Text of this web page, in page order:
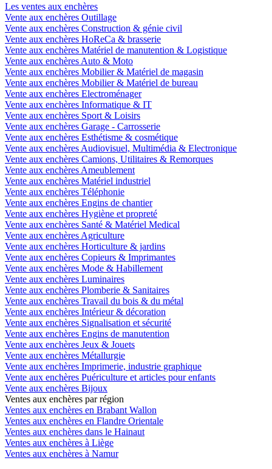
Les ventes aux enchères
Vente aux enchères Outillage
Vente aux enchères Construction & génie civil
Vente aux enchères HoReCa & brasserie
Vente aux enchères Matériel de manutention & Logistique
Vente aux enchères Auto & Moto
Vente aux enchères Mobilier & Matériel de magasin
Vente aux enchères Mobilier & Matériel de bureau
Vente aux enchères Electroménager
Vente aux enchères Informatique & IT
Vente aux enchères Sport & Loisirs
Vente aux enchères Garage - Carrosserie
Vente aux enchères Esthétisme & cosmétique
Vente aux enchères Audiovisuel, Multimédia & Electronique
Vente aux enchères Camions, Utilitaires & Remorques
Vente aux enchères Ameublement
Vente aux enchères Matériel industriel
Vente aux enchères Téléphonie
Vente aux enchères Engins de chantier
Vente aux enchères Hygiène et propreté
Vente aux enchères Santé & Matériel Medical
Vente aux enchères Agriculture
Vente aux enchères Horticulture & jardins
Vente aux enchères Copieurs & Imprimantes
Vente aux enchères Mode & Habillement
Vente aux enchères Luminaires
Vente aux enchères Plomberie & Sanitaires
Vente aux enchères Travail du bois & du métal
Vente aux enchères Intérieur & décoration
Vente aux enchères Signalisation et sécurité
Vente aux enchères Engins de manutention
Vente aux enchères Jeux & Jouets
Vente aux enchères Métallurgie
Vente aux enchères Imprimerie, industrie graphique
Vente aux enchères Puériculture et articles pour enfants
Vente aux enchères Bijoux
Ventes aux enchères par région
Ventes aux enchères en Brabant Wallon
Ventes aux enchères en Flandre Orientale
Ventes aux enchères dans le Hainaut
Ventes aux enchères à Liège
Ventes aux enchères à Namur